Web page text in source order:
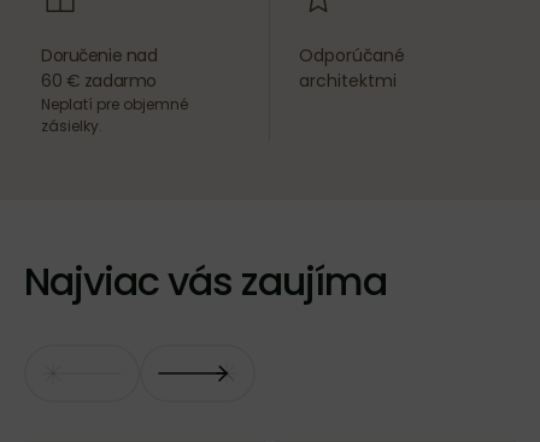
Doručenie nad
60 € zadarmo
Neplatí pre objemné
zásielky.
Odporúčané
architektmi
Najviac vás zaujíma